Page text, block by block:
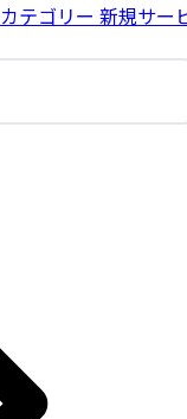
テゴリー 新規サー